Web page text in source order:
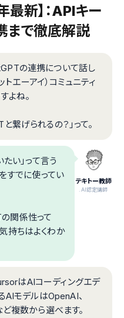
新】：APIキー
まで徹底解説
の連携について話し
トエーアイ）コミュニティ
よね。
繋げられるの？」って。
テキトー教師
.AI認定講師
い」って言う
すでに使ってい
関係性って
持ちはよくわか
はAIコーディングエデ
AIモデルはOpenAI、
複数から選べます。